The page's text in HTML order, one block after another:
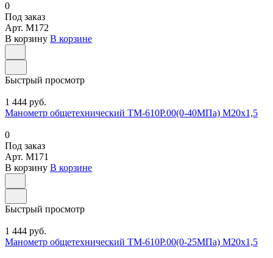
0
Под заказ
Арт. M172
В корзину В корзине
Быстрый просмотр
1 444 руб.
Манометр общетехнический ТМ-610Р.00(0-40МПа) М20х1,5
0
Под заказ
Арт. M171
В корзину В корзине
Быстрый просмотр
1 444 руб.
Манометр общетехнический ТМ-610Р.00(0-25МПа) М20х1,5